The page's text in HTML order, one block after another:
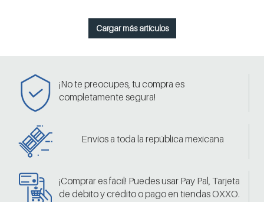
Cargar más artículos
¡No te preocupes, tu compra es
completamente segura!
Envíos a toda la república mexicana
¡Comprar es fácil! Puedes usar Pay Pal, Tarjeta
de débito y crédito o pago en tiendas OXXO.